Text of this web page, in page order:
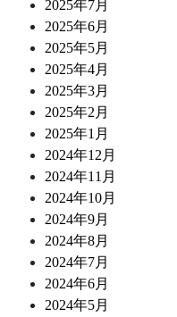
2025年7月
2025年6月
2025年5月
2025年4月
2025年3月
2025年2月
2025年1月
2024年12月
2024年11月
2024年10月
2024年9月
2024年8月
2024年7月
2024年6月
2024年5月